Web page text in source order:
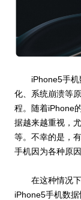
iPhone5手
化、系统崩溃等
程。随着iPhone
据越来越重视，
等。不幸的是，
手机因为各种原
在这种情况
iPhone5手机数